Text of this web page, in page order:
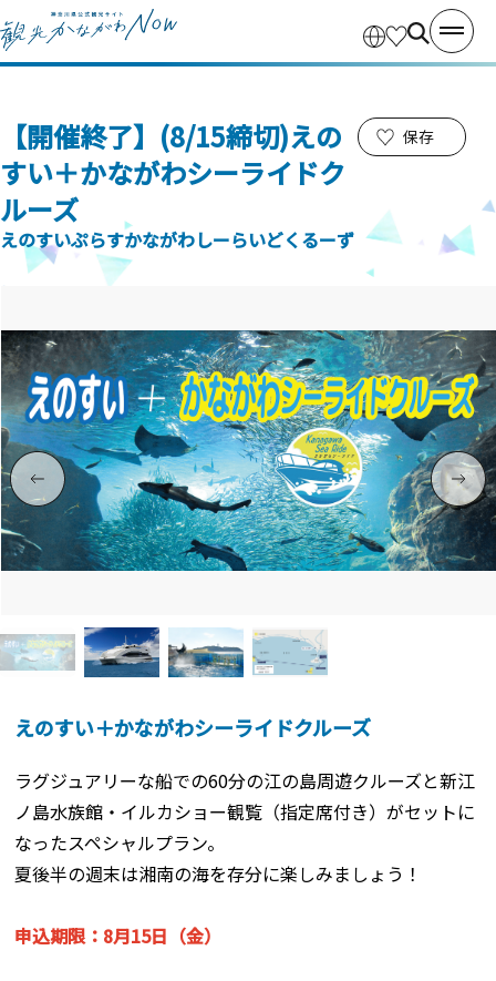
【開催終了】(8/15締切)えの
すい＋かながわシーライドク
ルーズ
えのすいぷらすかながわしーらいどくるーず
保存
えのすい＋かながわシーライドクルーズ
ラグジュアリーな船での60分の江の島周遊クルーズと新江
ノ島水族館・イルカショー観覧（指定席付き）がセットに
なったスペシャルプラン。
夏後半の週末は湘南の海を存分に楽しみましょう！
申込期限：8月15日（金）